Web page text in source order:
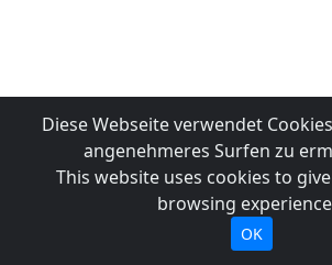
Diese Webseite verwendet
angenehmeres Surfen zu
This website uses cookies to
browsing
OK